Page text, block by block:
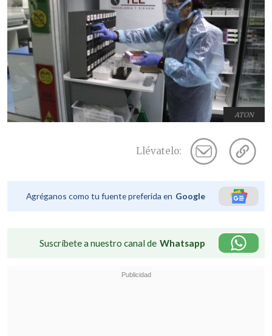
ATON
Llévatelo:
Agréganos como tu fuente preferida en Google
Suscríbete a nuestro canal de Whatsapp